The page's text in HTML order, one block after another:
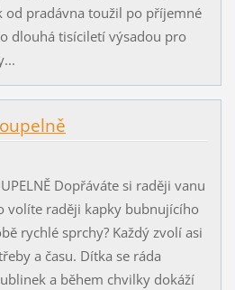
od pradávna toužil po příjemné
dlouhá tisíciletí výsadou pro
Dopřáváte si raději vanu
volíte raději kapky bubnujícího
rychlé sprchy? Každý zvolí asi
a času. Dítka se ráda
a během chvilky dokáží